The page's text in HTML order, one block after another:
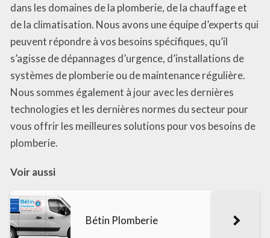
dans les domaines de la plomberie, de la chauffage et
de la climatisation. Nous avons une équipe d’experts qui
peuvent répondre à vos besoins spécifiques, qu’il
s’agisse de dépannages d’urgence, d’installations de
systèmes de plomberie ou de maintenance régulière.
Nous sommes également à jour avec les dernières
technologies et les dernières normes du secteur pour
vous offrir les meilleures solutions pour vos besoins de
plomberie.
Voir aussi
Bétin Plomberie